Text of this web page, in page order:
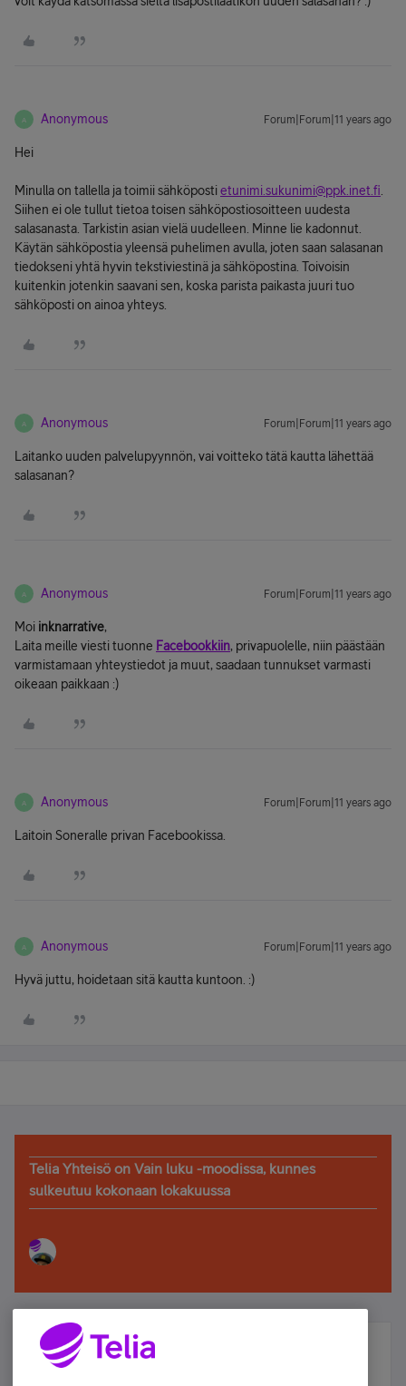
A Anonymous Forum|Forum|11 years ago
Hei
Minulla on tallella ja toimii sähköpostietunimi.sukunimi@ppk.inet.fi
Siihen ei ole tullut tietoa toisen sähköpostiosoitteen uudesta
salasanasta. Tarkistin asian vielä uudelleen. Minne lie kadonnut.
Käytän sähköpostia yleensä puhelimen avulla, joten saan salasanan
tiedokseni yhtä hyvin tekstiviestinä ja sähköpostina. Toivoisin
kuitenkin jotenkin saavani sen, koska parista paikasta juuri tuo
sähköposti on ainoa yhteys.
A Anonymous Forum|Forum|11 years ago
Laitanko uuden palvelupyynnön, vai voitteko tätä kautta lähettää
salasanan?
A Anonymous Forum|Forum|11 years ago
Moi inknarrative,
Laita meille viesti tuonne Facebookkiin, privapuolelle, niin päästään
varmistamaan yhteystiedot ja muut, saadaan tunnukset varmasti
oikeaan paikkaan :)
A Anonymous Forum|Forum|11 years ago
Laitoin Soneralle privan Facebookissa.
A Anonymous Forum|Forum|11 years ago
Hyvä juttu, hoidetaan sitä kautta kuntoon. :)
Telia Yhteisö on Vain luku -moodissa, kunnes
sulkeutuu kokonaan lokakuussa
Älä jää paitsi – osallistu ja voita!